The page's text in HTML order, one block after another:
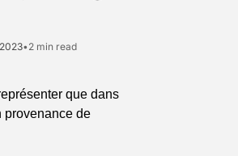
•2 min read
que dans
provenance de